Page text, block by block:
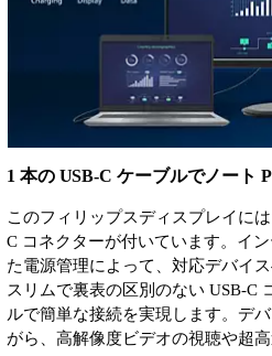
1 本の USB-C ケーブルでノート
このフィリップスディスプレイに
C コネクターが付いています。イ
た電源管理によって、対応デバイ
スリムで裏表の区別のない USB-C
ルで簡単な接続を実現します。デ
がら、高解像度ビデオの視聴や超